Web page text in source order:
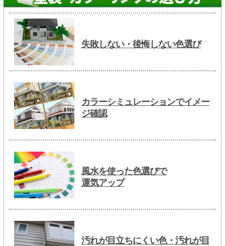
失敗しない・後悔しない色選び
カラーシミュレーションでイメー
ジ確認
風水を使った色選びで
運気アップ
汚れが目立ちにくい色・汚れが目